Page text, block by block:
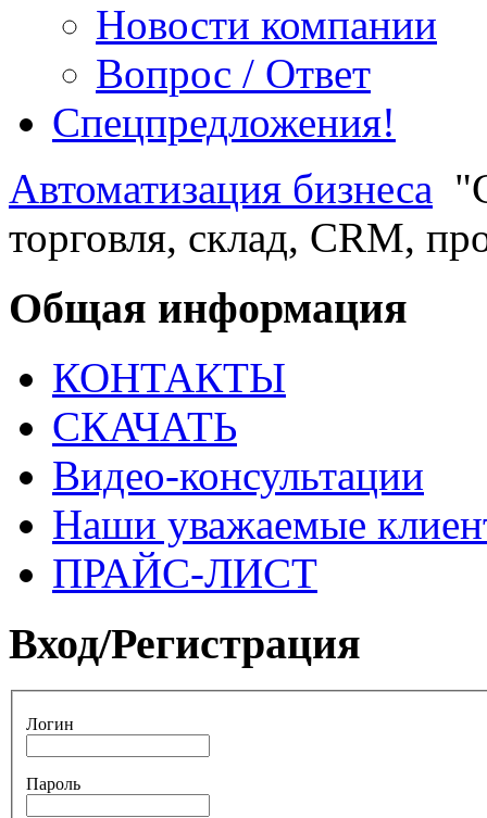
Новости компании
Вопрос / Ответ
Спецпредложения!
Автоматизация бизнеса
торговля, склад, CRM,
Общая информация
КОНТАКТЫ
СКАЧАТЬ
Видео-консультации
Наши уважаемые
ПРАЙС-ЛИСТ
Вход/Регистрация
Логин
Пароль